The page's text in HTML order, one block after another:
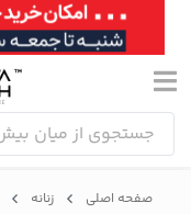
صفحه اصلی زنانه